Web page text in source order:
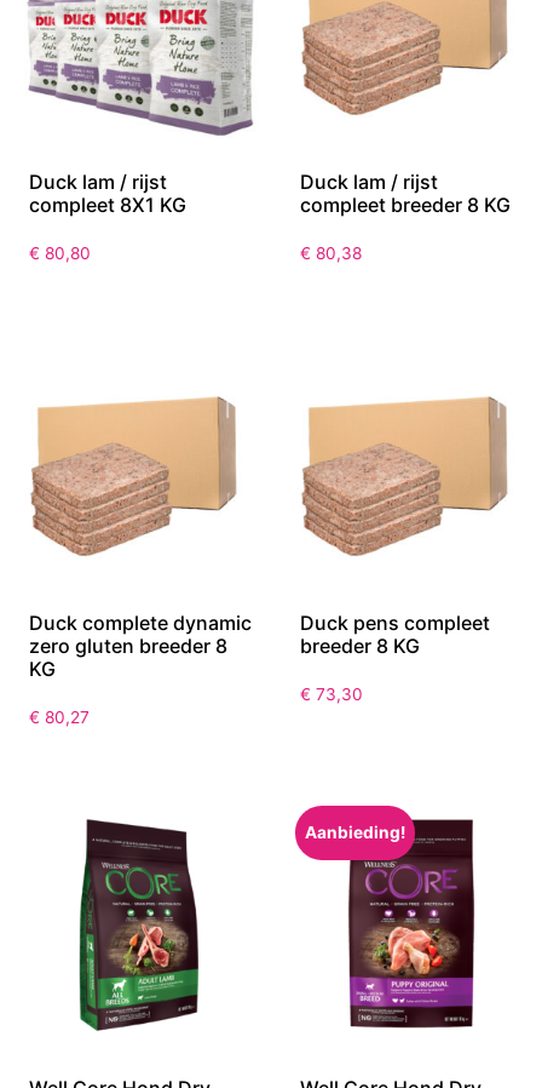
Duck lam / rijst
compleet 8X1 KG
€ 80,80
Duck lam / rijst
compleet breeder 8 KG
€ 80,38
Duck complete dynamic
zero gluten breeder 8
KG
€ 80,27
Duck pens compleet
breeder 8 KG
€ 73,30
Aanbieding!